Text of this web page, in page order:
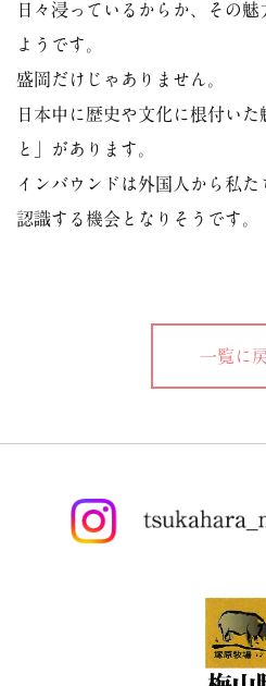
日々浸っているからか、その
ようです。
盛岡だけじゃありません。
日本中に歴史や文化に根付いた
と」があります。
インバウンドは外国人から私
認識する機会となりそうです。
一覧に